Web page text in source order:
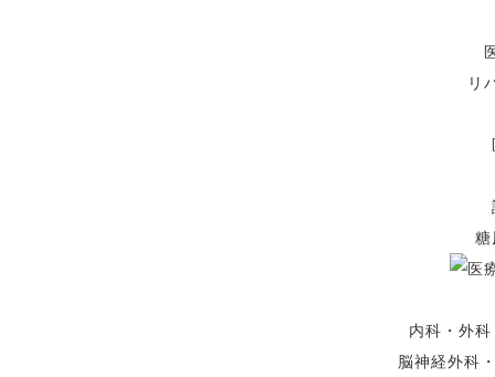
リ
糖
内科・外
脳神経外科